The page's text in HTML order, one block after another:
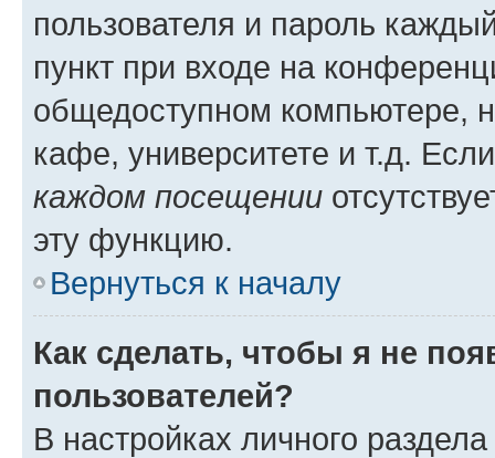
пользователя и пароль
пункт при входе на
общедоступном компьютере,
кафе, университете и т.д.
каждом посещении
эту функцию.
Вернуться к началу
Как сделать, чтобы я не
пользователей?
В настройках личного